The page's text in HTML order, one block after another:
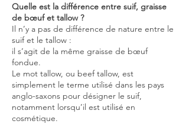
Quelle est la différence entre suif, graisse
de bœuf et tallow ?
Il n’y a pas de différence de nature entre le
suif et le tallow :
il s’agit de la même graisse de bœuf
fondue.
Le mot tallow, ou beef tallow, est
simplement le terme utilisé dans les pays
anglo-saxons pour désigner le suif,
notamment lorsqu’il est utilisé en
cosmétique.